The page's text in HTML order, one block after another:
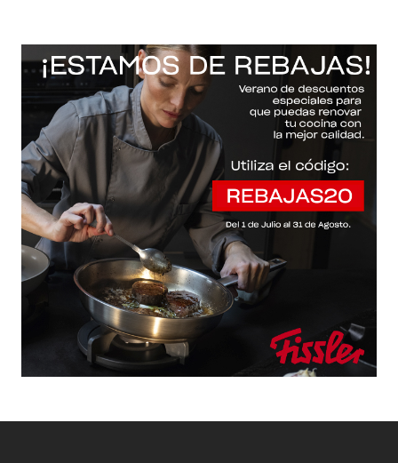
Inicio / Fissler Web / Sartenes
Ceratal® comfort evo black